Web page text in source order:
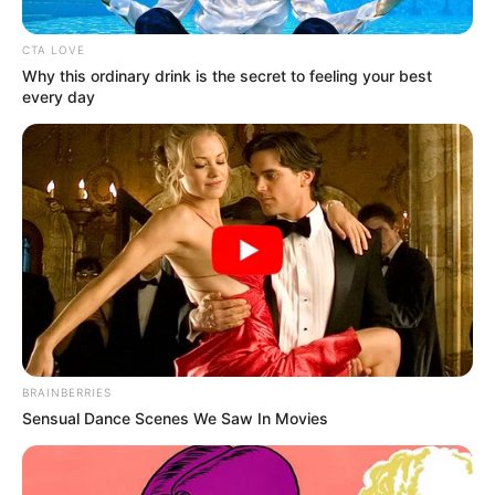
CTA LOVE
Why this ordinary drink is the secret to feeling your best
every day
BRAINBERRIES
Sensual Dance Scenes We Saw In Movies